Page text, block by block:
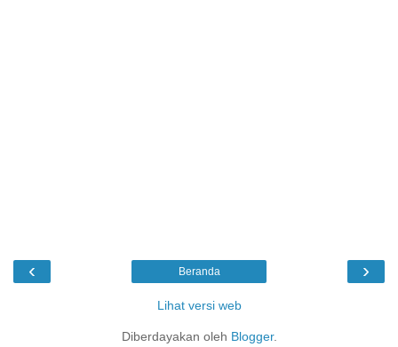
‹ ›
Beranda
Lihat versi web
Diberdayakan oleh Blogger.